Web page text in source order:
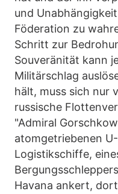
und
Föderation zu
Schritt zur
Souveränität kann
Militärschlag
hält, muss sich nur
russische
"Admiral
atomgetriebenen
Logistikschiffe,
Havana ankert,